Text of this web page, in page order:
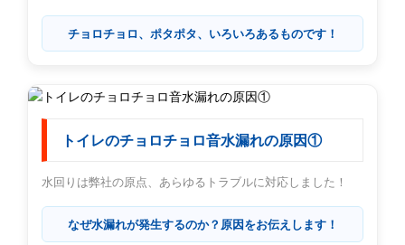
チョロチョロ、ポタポタ、いろいろあるものです！
トイレのチョロチョロ音水漏れの原因①
水回りは弊社の原点、あらゆるトラブルに対応しました！
なぜ水漏れが発生するのか？原因をお伝えします！